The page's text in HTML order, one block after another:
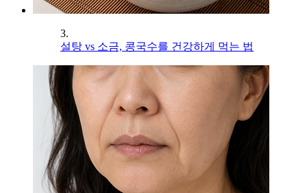
3.
설탕 vs 소금, 콩국수를 건강하게 먹는 법